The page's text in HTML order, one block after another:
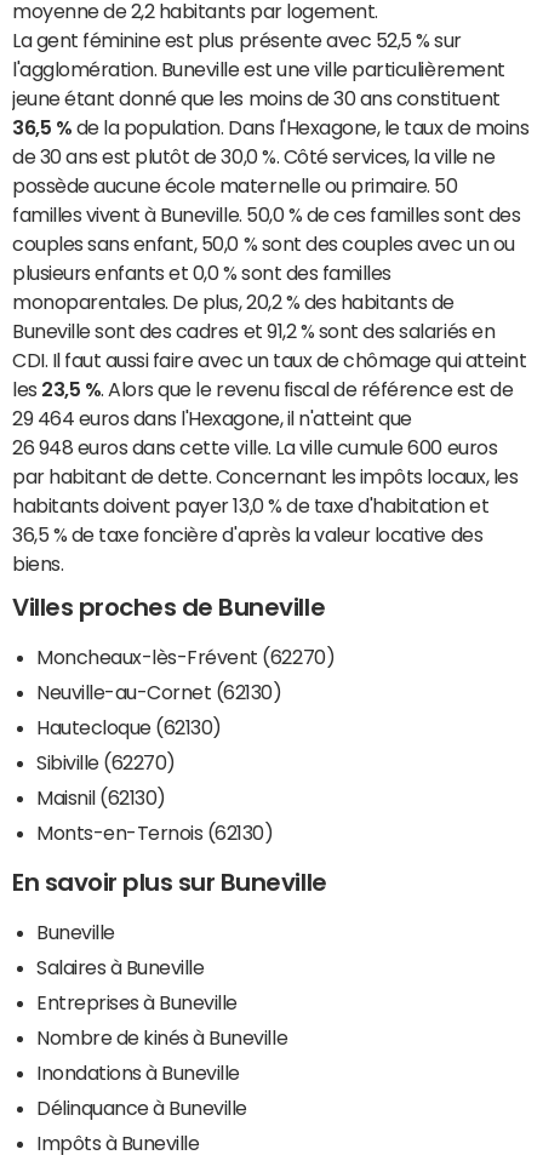
moyenne de 2,2 habitants par logement.
La gent féminine est plus présente avec 52,5 % sur
l'agglomération. Buneville est une ville particulièrement
jeune étant donné que les moins de 30 ans constituent
36,5 % de la population. Dans l'Hexagone, le taux de moins
de 30 ans est plutôt de 30,0 %. Côté services, la ville ne
possède aucune école maternelle ou primaire. 50
familles vivent à Buneville. 50,0 % de ces familles sont des
couples sans enfant, 50,0 % sont des couples avec un ou
plusieurs enfants et 0,0 % sont des familles
monoparentales. De plus, 20,2 % des habitants de
Buneville sont des cadres et 91,2 % sont des salariés en
CDI. Il faut aussi faire avec un taux de chômage qui atteint
les 23,5 % . Alors que le revenu fiscal de référence est de
29 464 euros dans l'Hexagone, il n'atteint que
26 948 euros dans cette ville. La ville cumule 600 euros
par habitant de dette. Concernant les impôts locaux, les
habitants doivent payer 13,0 % de taxe d'habitation et
36,5 % de taxe foncière d'après la valeur locative des
biens.
Villes proches de Buneville
Moncheaux-lès-Frévent (62270)
Neuville-au-Cornet (62130)
Hautecloque (62130)
Sibiville (62270)
Maisnil (62130)
Monts-en-Ternois (62130)
En savoir plus sur Buneville
Buneville
Salaires à Buneville
Entreprises à Buneville
Nombre de kinés à Buneville
Inondations à Buneville
Délinquance à Buneville
Impôts à Buneville